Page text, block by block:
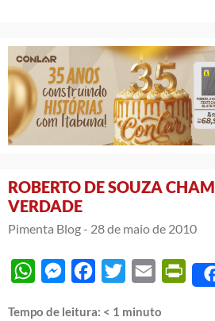
ROBERTO DE SOUZA
VERDADE
Pimenta Blog - 28 de maio de 2010
WhatsAppMessengerFacebook
Twitter Email
Tempo de leitura: < 1 minuto